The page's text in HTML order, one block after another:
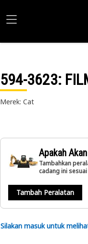
594-3623:
Merek: Cat
Apakah
Tambahkan
cadang ini
Tambah Peralatan
Silakan masuk untuk